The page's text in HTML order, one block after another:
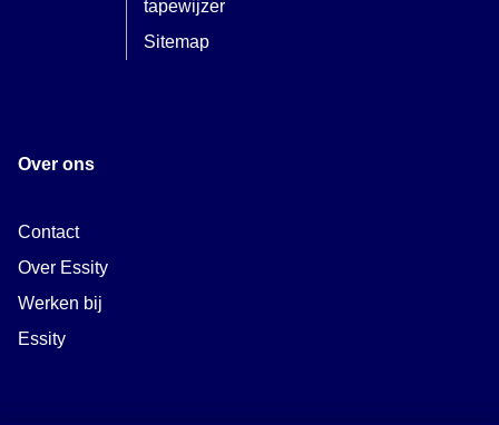
tapewijzer
Sitemap
Over ons
Contact
Over Essity
Werken bij
Essity